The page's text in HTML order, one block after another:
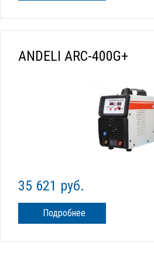
ANDELI ARC-400G+
35 621 руб.
Подробнее